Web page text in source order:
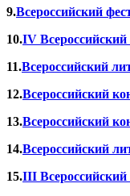
9.Всероссийский
10.IV
11.Всероссийский
12.Всероссийский
13.Всероссийский
14.Всероссийский
15.III